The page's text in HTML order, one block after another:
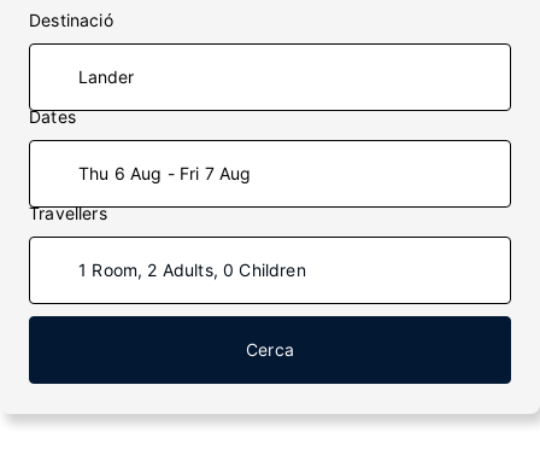
Destinació
Dates
Thu 6 Aug - Fri 7 Aug
Travellers
1 Room, 2 Adults, 0 Children
Cerca